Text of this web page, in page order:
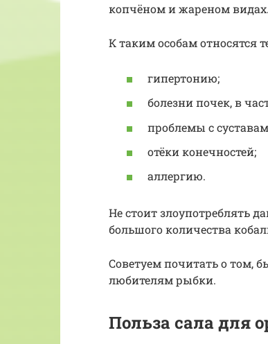
копчёном и жареном видах.
К таким особам относятся
гипертонию;
болезни почек, в
проблемы с
отёки конечностей;
аллергию.
Не стоит злоупотреблять
большого количества
Советуем почитать о том,
любителям рыбки.
Польза сала для